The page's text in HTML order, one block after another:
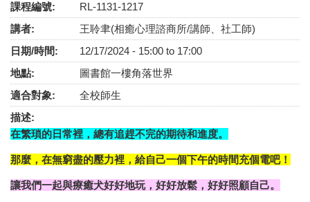
課程編號:
RL-1131-1217
講者:
王聆聿(相癒心理諮商所/講師、社工師)
日期/時間:
12/17/2024 - 15:00 to 17:00
地點:
圖書館一樓角落世界
適合對象:
全校師生
描述:
在繁瑣的日常裡，總有追趕不完的期待和進度。
那麼，在無窮盡的壓力裡，給自己一個下午的時間充個電吧！
讓我們一起與療癒犬好好地玩，好好放鬆，好好照顧自己。